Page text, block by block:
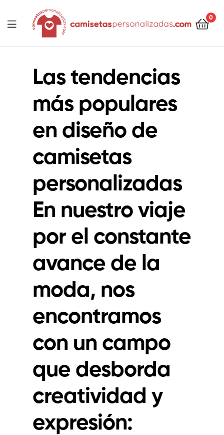
Camisetaspersonalizadas.com
0
Las tendencias
más populares
en diseño de
camisetas
personalizadas
En nuestro viaje
por el constante
avance de la
moda, nos
encontramos
con un campo
que desborda
creatividad y
expresión: